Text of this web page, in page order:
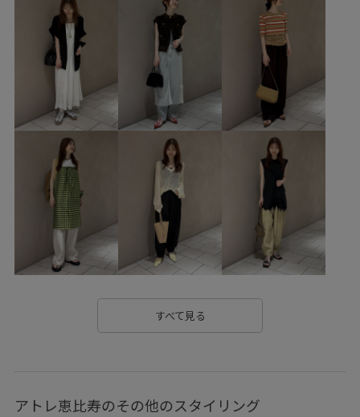
GAA06180 GAX06410 1枚あると便利
AAYUSHI Tシャツ Wbottoms_pickup
おすすめトップス きれいめ
アダムエロぺボトム アダムエロぺ雑貨 アダムボトム
カジュアル クロップドパンツ
クロップド丈 シアーカーディガン シンプル
スクエアトゥ ストラップ ニット
バランスが良い フェミニン プルオーバー
ミニマル モード リネン レザー調 上品
撥水バッグ 普段使い 華やか
すべて見る
アトレ恵比寿のその他のスタイリング